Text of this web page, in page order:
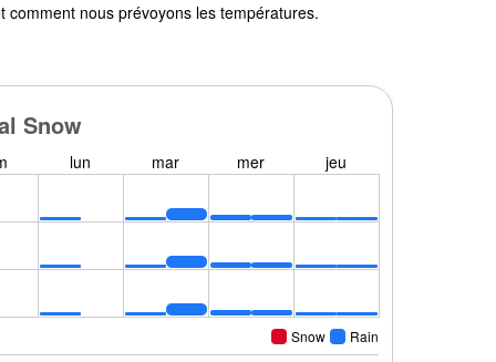
nous prévoyons les températures.